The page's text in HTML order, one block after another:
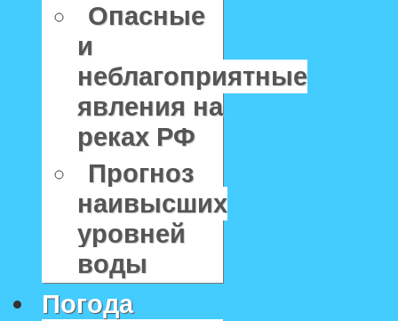
Опасные
и
неблагоприятные
явления на
реках РФ
Прогноз
наивысших
уровней
воды
Погода